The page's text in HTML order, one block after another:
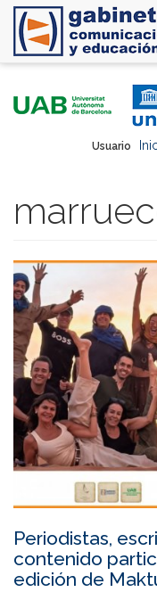
Usuario
Periodistas,
contenido
edición de